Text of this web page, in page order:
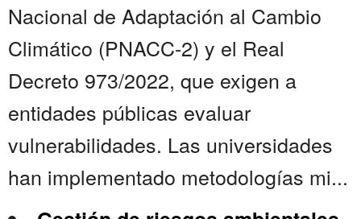
Nacional de Adaptación al Cambio
Climático (PNACC-2) y el Real
Decreto 973/2022, que exigen a
entidades públicas evaluar
vulnerabilidades. Las universidades
han implementado metodologías mi...